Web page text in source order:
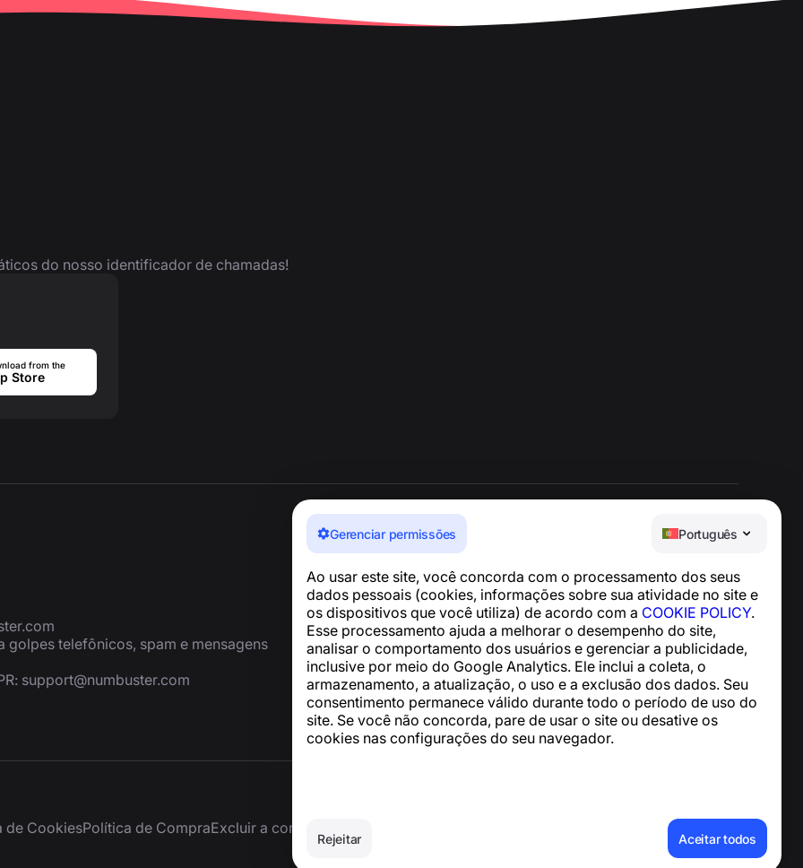
Gerenciar permissões Português
Ao usar este site, você concorda com o processamento dos seus
dados pessoais (cookies, informações sobre sua atividade no site e
os dispositivos que você utiliza) de acordo com a COOKIE POLICY.
Esse processamento ajuda a melhorar o desempenho do site,
analisar o comportamento dos usuários e gerenciar a publicidade,
inclusive por meio do Google Analytics. Ele inclui a coleta, o
armazenamento, a atualização, o uso e a exclusão dos dados. Seu
consentimento permanece válido durante todo o período de uso do
site. Se você não concorda, pare de usar o site ou desative os
cookies nas configurações do seu navegador.
Rejeitar Aceitar todos
do nosso identificador de chamadas!
from the
Store
telefônicos, spam e mensagens
support@numbuster.com
Notícias e Artigos
Sobre o projeto
Contatos
de CookiesPolítica de CompraExcluir a conta e os dados pessoais